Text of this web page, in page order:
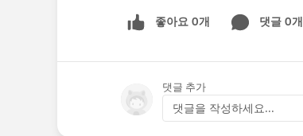
좋아요 0개 댓글 0개
댓글 추가
댓글을 작성하세요...